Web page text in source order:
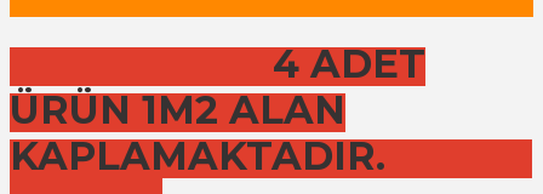
4 ADET
ÜRÜN 1M2 ALAN
KAPLAMAKTADIR.